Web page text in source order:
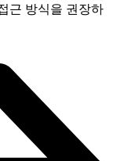
근 방식을 권장하